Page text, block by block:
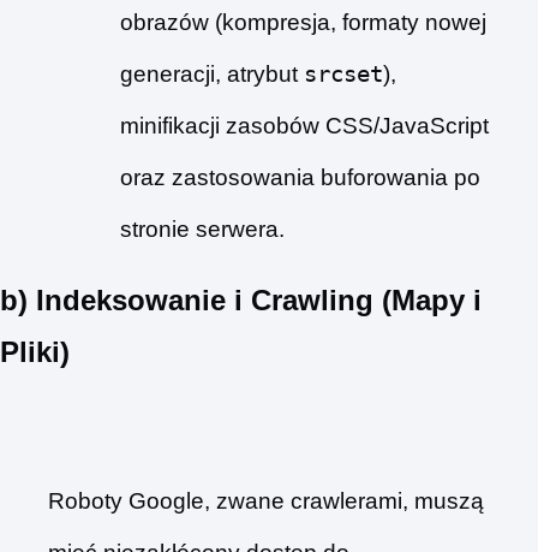
obrazów (kompresja, formaty nowej
generacji, atrybut srcset),
minifikacji zasobów CSS/JavaScript
oraz zastosowania buforowania po
stronie serwera.
b) Indeksowanie i Crawling (Mapy i
Pliki)
Roboty Google, zwane crawlerami, muszą